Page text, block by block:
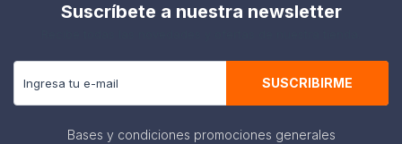
Suscríbete a nuestra newsletter
SUSCRIBIRME
Bases y condiciones promociones generales